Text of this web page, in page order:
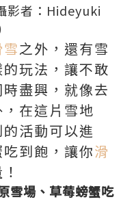
者： Hideyuki
之外，還有雪
玩法，讓不敢
盡興，就像去
在這片雪地
活動可以進
吃到飽，讓你滑
雪場、草莓螃蟹吃